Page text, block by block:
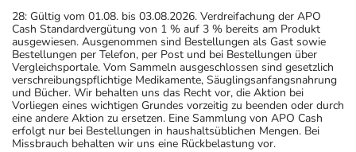
28: Gültig vom 01.08. bis 03.08.2026. Verdreifachung der APO
Cash Standardvergütung von 1 % auf 3 % bereits am Produkt
ausgewiesen. Ausgenommen sind Bestellungen als Gast sowie
Bestellungen per Telefon, per Post und bei Bestellungen über
Vergleichsportale. Vom Sammeln ausgeschlossen sind gesetzlich
verschreibungspflichtige Medikamente, Säuglingsanfangsnahrung
und Bücher. Wir behalten uns das Recht vor, die Aktion bei
Vorliegen eines wichtigen Grundes vorzeitig zu beenden oder durch
eine andere Aktion zu ersetzen. Eine Sammlung von APO Cash
erfolgt nur bei Bestellungen in haushaltsüblichen Mengen. Bei
Missbrauch behalten wir uns eine Rückbelastung vor.